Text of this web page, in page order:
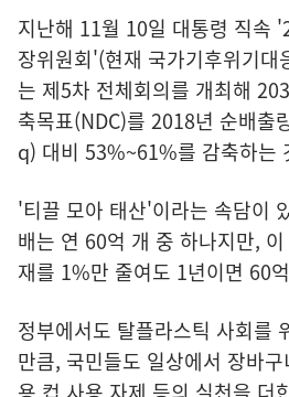
지난해 11월 10일 대통령 직속
장위원회'(현재 국가기후위기대
는 제5차 전체회의를 개최해
축목표(NDC)를 2018년 순배출
q) 대비 53%~61%를 감축하는
'티끌 모아 태산'이라는 속담이
배는 연 60억 개 중 하나지만,
재를 1%만 줄여도 1년이면 60
정부에서도 탈플라스틱 사회를
만큼, 국민들도 일상에서 장바